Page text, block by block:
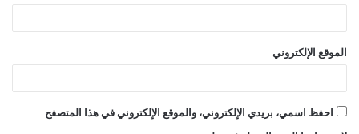
الموقع الإلكتروني
احفظ اسمي، بريدي الإلكتروني، والموقع الإلكتروني في هذا المتصفح